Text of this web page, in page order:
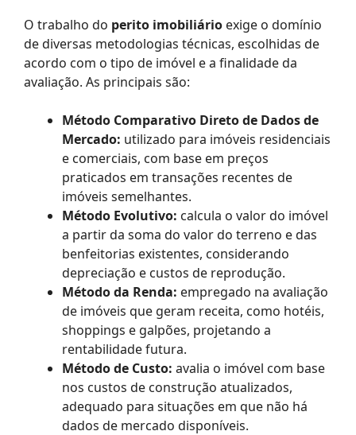
O trabalho do perito imobiliário exige o domínio
de diversas metodologias técnicas, escolhidas de
acordo com o tipo de imóvel e a finalidade da
avaliação. As principais são:
Método Comparativo Direto de Dados de
Mercado: utilizado para imóveis residenciais
e comerciais, com base em preços
praticados em transações recentes de
imóveis semelhantes.
Método Evolutivo: calcula o valor do imóvel
a partir da soma do valor do terreno e das
benfeitorias existentes, considerando
depreciação e custos de reprodução.
Método da Renda: empregado na avaliação
de imóveis que geram receita, como hotéis,
shoppings e galpões, projetando a
rentabilidade futura.
Método de Custo: avalia o imóvel com base
nos custos de construção atualizados,
adequado para situações em que não há
dados de mercado disponíveis.